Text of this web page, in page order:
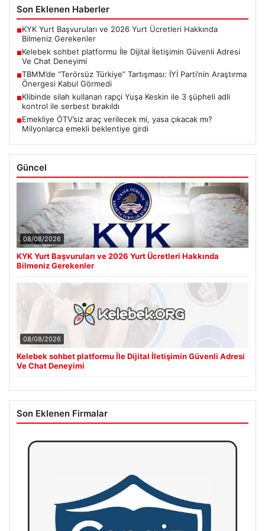
Son Eklenen Haberler
■KYK Yurt Başvuruları ve 2026 Yurt Ücretleri Hakkında
Bilmeniz Gerekenler
■Kelebek sohbet platformu İle Dijital İletişimin Güvenli Adresi
Ve Chat Deneyimi
■TBMM’de “Terörsüz Türkiye” Tartışması: İYİ Parti’nin Araştırma
Önergesi Kabul Görmedi
■Klibinde silah kullanan rapçi Yuşa Keskin ile 3 şüpheli adli
kontrol ile serbest bırakıldı
■Emekliye ÖTV’siz araç verilecek mi, yasa çıkacak mı?
Milyonlarca emekli beklentiye girdi
Güncel
08/08/2026
KYK Yurt Başvuruları ve 2026 Yurt Ücretleri Hakkında
Bilmeniz Gerekenler
08/08/2026
Kelebek sohbet platformu İle Dijital İletişimin Güvenli Adresi
Ve Chat Deneyimi
Son Eklenen Firmalar